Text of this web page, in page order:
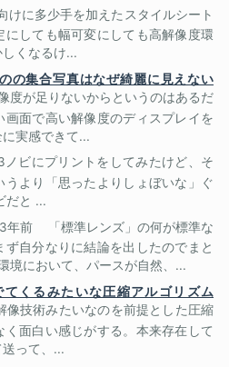
けに多少手を加えたスタイルシート
しても幅可変にしても高解像度環
くなるけ...
の集合写真はなぜ綺麗に見えない
度が足りないからというのはあるだ
面で高い解像度のディスプレイを
実感できて...
ノビにプリントをしてみたけど、そ
より「思ったよりしょぼいな」ぐ
だと ...
年前
「標準レンズ」の何が標準な
自分なりに結論を出したのでまと
境において、パースが自然、...
てくるみたいな圧縮アルゴリズム
像技術みたいなのを前提とした圧縮
面白い感じがする。本来存在して
って、...